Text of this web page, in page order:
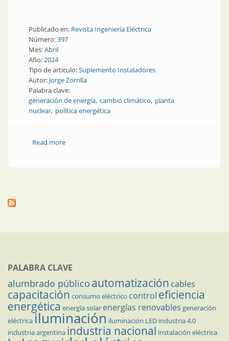
Publicado en: Revista Ingeniería Eléctrica
Número:397
Mes:Abril
Año:2024
Tipo de artículo:Suplemento Instaladores
Autor: Jorge Zorrilla
Palabra clave:
generación de energía cambio climático planta
nuclear política energética
Read moreabout Resurge el potencial atómico para reforzar la
PALABRA CLAVE
alumbrado público automatización cables
capacitación consumo eléctrico control eficiencia
energética energía solar energías renovables generación
eléctricailuminación iluminación LED industria 4.0
industria argentina industria nacional instalación eléctrica